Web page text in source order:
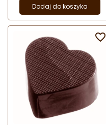
Dodaj do koszyka
